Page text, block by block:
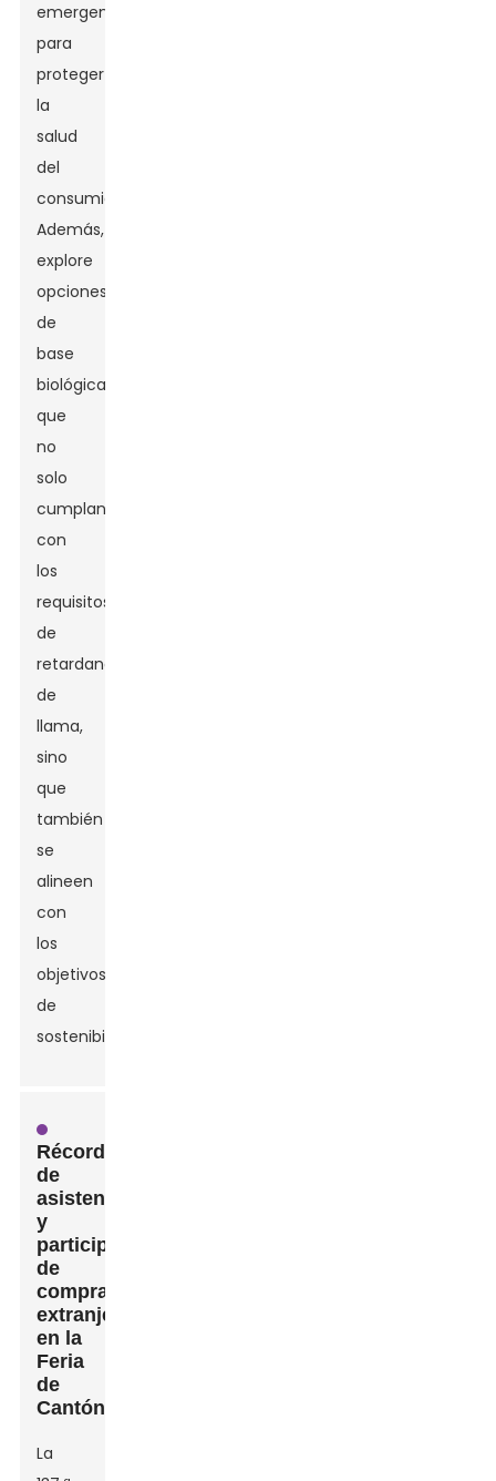
emergentes
para
proteger
la
salud
del
consumidor.
Además,
explore
opciones
de
base
biológica
que
no
solo
cumplan
con
los
requisitos
de
retardancia
de
llama,
sino
que
también
se
alineen
con
los
objetivos
de
sostenibilidad.
Récord
de
asistencia
y
participación
de
compradores
extranjeros
en la
Feria
de
Cantón
La